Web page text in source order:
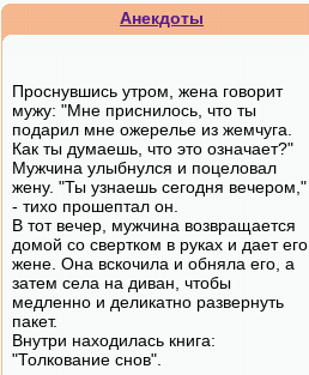
Анекдоты
Проснувшись утром, жена говорит
мужу: "Мне приснилось, что ты
подарил мне ожерелье из жемчуга.
Как ты думаешь, что это означает?"
Мужчина улыбнулся и поцеловал
жену. "Ты узнаешь сегодня вечером,"
- тихо прошептал он.
В тот вечер, мужчина возвращается
домой со свертком в руках и дает его
жене. Она вскочила и обняла его, а
затем села на диван, чтобы
медленно и деликатно развернуть
пакет.
Внутри находилась книга:
"Толкование снов".